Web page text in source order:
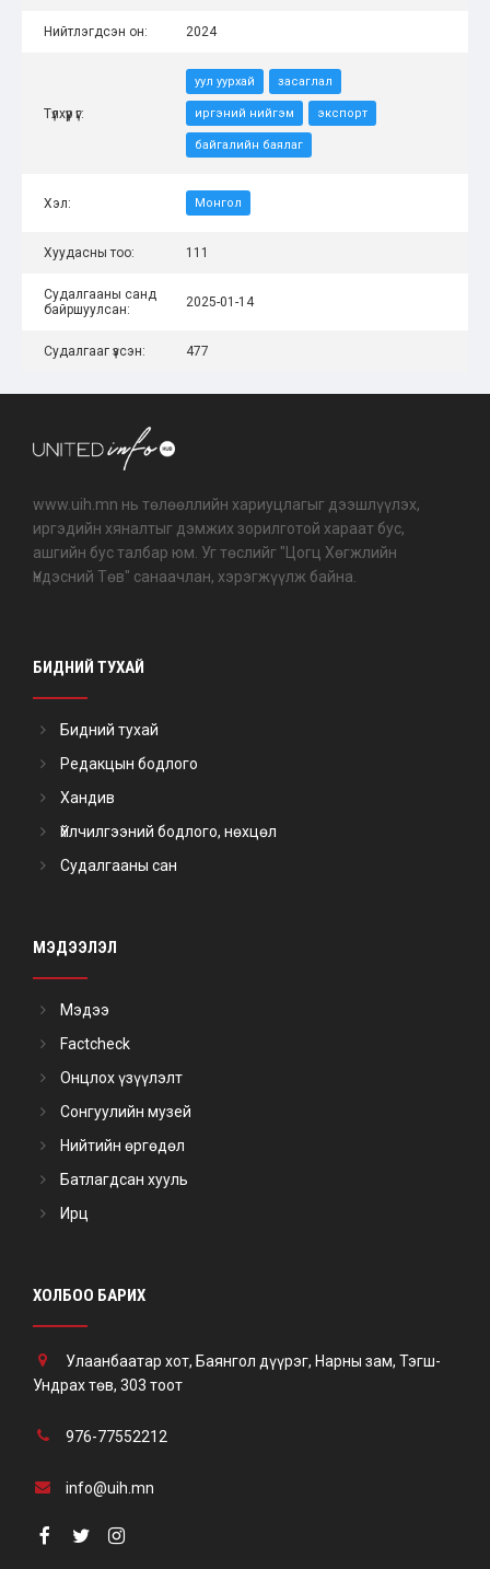
Нийтлэгдсэн он: 2024
Түлхүүр үг:
уул уурхай засаглал
иргэний нийгэм экспорт
байгалийн баялаг
Хэл: Монгол
Хуудасны тоо: 111
Судалгааны санд
байршуулсан:
2025-01-14
Судалгааг үзсэн: 477
www.uih.mn нь төлөөллийн хариуцлагыг дээшлүүлэх,
иргэдийн хяналтыг дэмжих зорилготой хараат бус,
ашгийн бус талбар юм. Уг төслийг "Цогц Хөгжлийн
Үндэсний Төв" санаачлан, хэрэгжүүлж байна.
БИДНИЙ ТУХАЙ
Бидний тухай
Редакцын бодлого
Хандив
Үйлчилгээний бодлого, нөхцөл
Судалгааны сан
МЭДЭЭЛЭЛ
Мэдээ
Factcheck
Онцлох үзүүлэлт
Сонгуулийн музей
Нийтийн өргөдөл
Батлагдсан хууль
Ирц
ХОЛБОО БАРИХ
Улаанбаатар хот, Баянгол дүүрэг, Нарны зам, Тэгш-
Ундрах төв, 303 тоот
976-77552212
info@uih.mn